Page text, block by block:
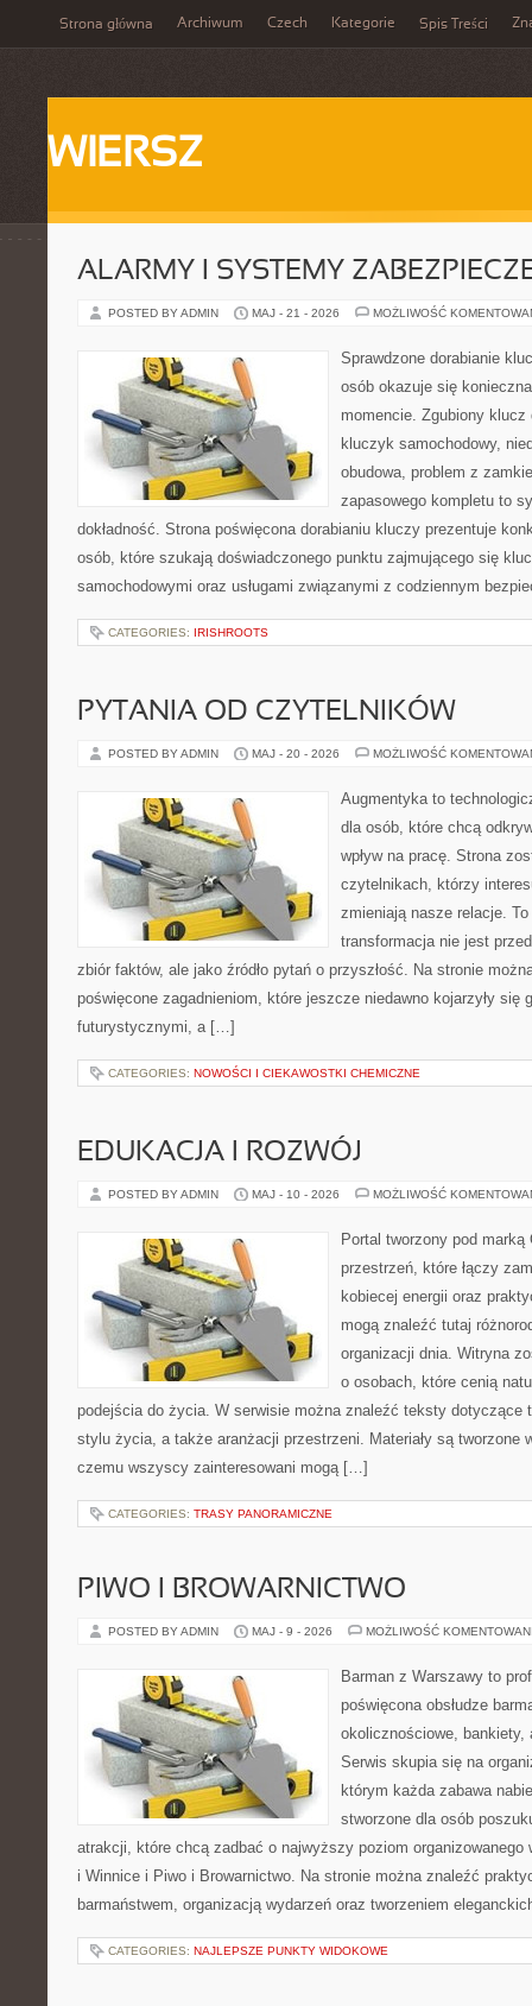
Strona główna Archiwum Czech Kategorie Spis Treści
WIERSZ
ALARMY I SYSTEMY
POSTED BY ADMIN MAJ - 21 - 2026 MOŻLIWOŚĆ
Sprawdzone dorabianie
osób okazuje się
momencie. Zgubiony
kluczyk samochodowy,
obudowa, problem z
zapasowego kompletu to
dokładność. Strona poświęcona dorabianiu kluczy prezentuje
osób, które szukają doświadczonego punktu zajmującego się
samochodowymi oraz usługami związanymi z codziennym
CATEGORIES: IRISHROOTS
PYTANIA OD CZYTELNIKÓW
POSTED BY ADMIN MAJ - 20 - 2026 MOŻLIWOŚĆ
Augmentyka to
dla osób, które chcą
wpływ na pracę. Strona
czytelnikach, którzy
zmieniają nasze relacje.
transformacja nie jest
zbiór faktów, ale jako źródło pytań o przyszłość. Na stronie
poświęcone zagadnieniom, które jeszcze niedawno kojarzyły się
futurystycznymi, a […]
CATEGORIES: NOWOŚCI I CIEKAWOSTKI CHEMICZNE
EDUKACJA I ROZWÓJ
POSTED BY ADMIN MAJ - 10 - 2026 MOŻLIWOŚĆ
Portal tworzony pod
przestrzeń, które łączy
kobiecej energii oraz
mogą znaleźć tutaj
organizacji dnia. Witryna
o osobach, które cenią
podejścia do życia. W serwisie można znaleźć teksty dotyczące
stylu życia, a także aranżacji przestrzeni. Materiały są tworzone
czemu wszyscy zainteresowani mogą […]
CATEGORIES: TRASY PANORAMICZNE
PIWO I BROWARNICTWO
POSTED BY ADMIN MAJ - 9 - 2026 MOŻLIWOŚĆ
Barman z Warszawy to
poświęcona obsłudze
okolicznościowe,
Serwis skupia się na
którym każda zabawa
stworzone dla osób
atrakcji, które chcą zadbać o najwyższy poziom organizowanego
i Winnice i Piwo i Browarnictwo. Na stronie można znaleźć
barmaństwem, organizacją wydarzeń oraz tworzeniem
CATEGORIES: NAJLEPSZE PUNKTY WIDOKOWE